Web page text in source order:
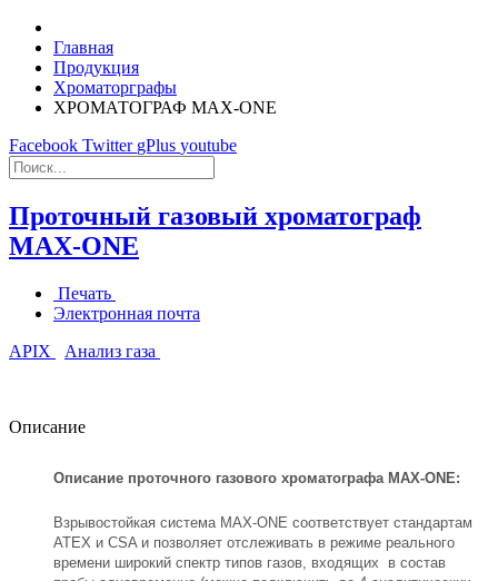
Главная
Продукция
Хроматорграфы
ХРОМАТОГРАФ MAX-ONE
Facebook Twitter gPlus youtube
Проточный газовый хроматограф
MAX-ONE
Печать
Электронная почта
APIX
Анализ газа
Описание
Описание проточного газового хроматографа MAX-ONE:
Взрывостойкая система MAX-ONE соответствует стандартам
ATEX и CSA и позволяет отслеживать в режиме реального
времени широкий спектр типов газов, входящих в состав